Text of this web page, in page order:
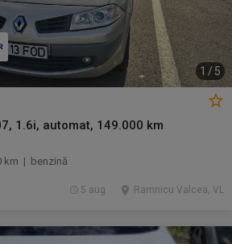
1 / 5
1.6i, automat, 149.000 km
km | benzină
Ramnicu Valcea, VL
5 aug.